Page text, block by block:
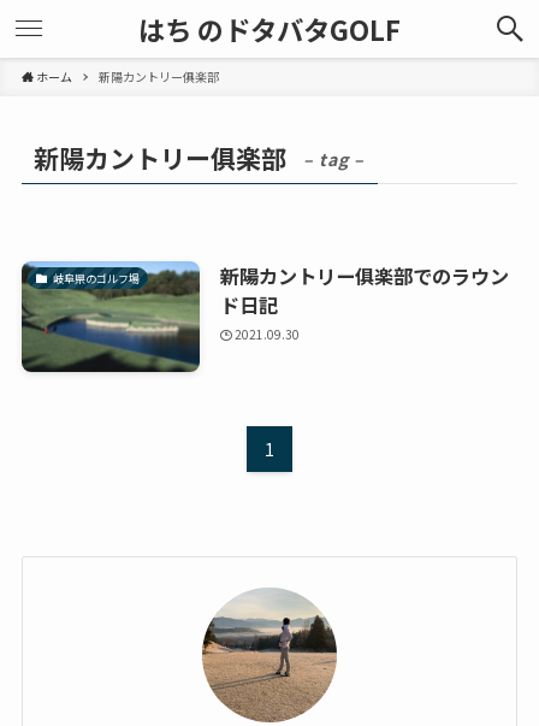
はち のドタバタGOLF
ホーム 新陽カントリー俱楽部
新陽カントリー俱楽部 – tag –
岐阜県のゴルフ場
新陽カントリー俱楽部でのラウン
ド日記
2021.09.30
1